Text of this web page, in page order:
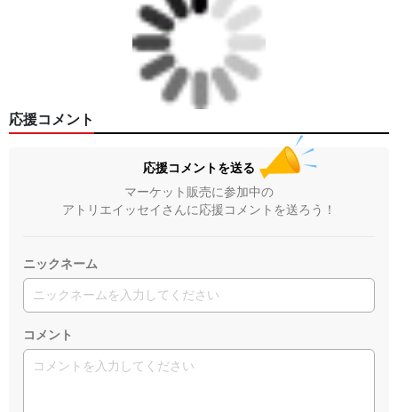
応援コメント
応援コメントを送る
マーケット販売に参加中の
アトリエイッセイさんに応援コメントを送ろう！
ニックネーム
コメント